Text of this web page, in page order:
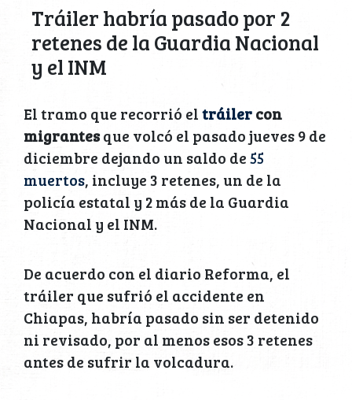
Tráiler habría pasado por 2
retenes de la Guardia Nacional
y el INM
El tramo que recorrió eltráilercon
migrantesque volcó el pasado jueves 9 de
diciembre dejando un saldo de55
muertos, incluye 3 retenes, un de la
policía estatal y 2 más de la Guardia
Nacional y el INM.
De acuerdo con el diario Reforma, el
tráiler que sufrió el accidente en
Chiapas, habría pasado sin ser detenido
ni revisado, por al menos esos 3 retenes
antes de sufrir la volcadura.